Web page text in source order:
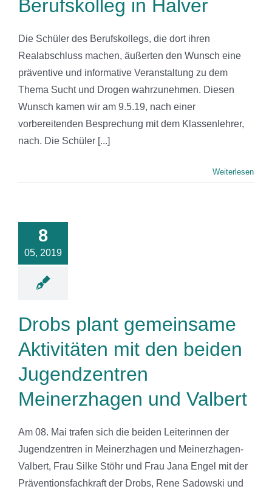
Berufskolleg in Halver
Die Schüler des Berufskollegs, die dort ihren
Realabschluss machen, äußerten den Wunsch eine
präventive und informative Veranstaltung zu dem
Thema Sucht und Drogen wahrzunehmen. Diesen
Wunsch kamen wir am 9.5.19, nach einer
vorbereitenden Besprechung mit dem Klassenlehrer,
nach. Die Schüler [...]
Weiterlesen
8
05, 2019
plant
beiden
Valbert
Drobs plant gemeinsame
Aktivitäten mit den beiden
Jugendzentren
Meinerzhagen und Valbert
Am 08. Mai trafen sich die beiden Leiterinnen der
Jugendzentren in Meinerzhagen und Meinerzhagen-
Valbert, Frau Silke Stöhr und Frau Jana Engel mit der
Präventionsfachkraft der Drobs, Rene Sadowski und